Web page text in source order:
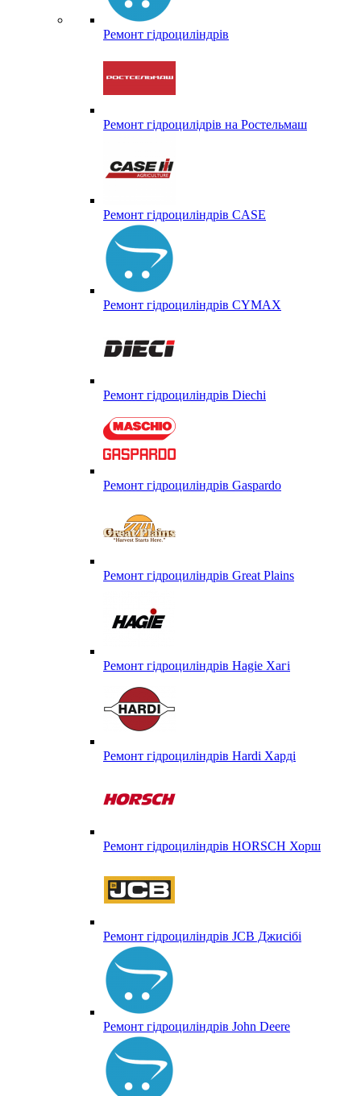
Ремонт гідроциліндрів
Ремонт гідроцилідрів на Ростельмаш
Ремонт гідроциліндрів CASE
Ремонт гідроциліндрів CYMAX
Ремонт гідроциліндрів Diechi
Ремонт гідроциліндрів Gaspardo
Ремонт гідроциліндрів Great Plains
Ремонт гідроциліндрів Hagie Хагі
Ремонт гідроциліндрів Hardi Харді
Ремонт гідроциліндрів HORSCH Хорш
Ремонт гідроциліндрів JCB Джисібі
Ремонт гідроциліндрів John Deere